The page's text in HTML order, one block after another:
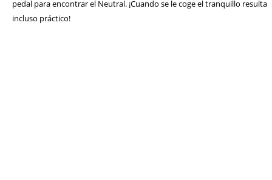
pedal para encontrar el Neutral. ¡Cuando se le coge el tranquillo resulta
incluso práctico!